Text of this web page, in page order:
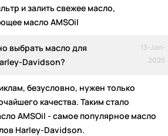
и залить свежее масло,
масло AMSOil
выбрать масло для
Davidson?
13-Jan-
2025
безусловно, нужен только
качества. Таким стало
AMSOil - самое популярное масло
Harley-Davidson.